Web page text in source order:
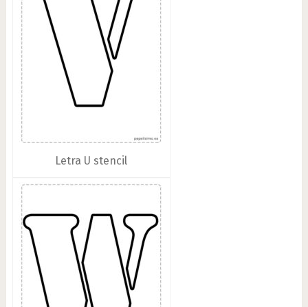
Letra U stencil